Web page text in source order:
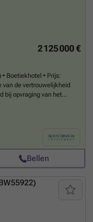
2 125 000 €
Boetiekhotel • Prijs:
van de vertrouwelijkheid
bij opvraging van het
Bellen